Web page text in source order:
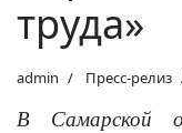
труда»
admin Пресс-релиз
В Самарской